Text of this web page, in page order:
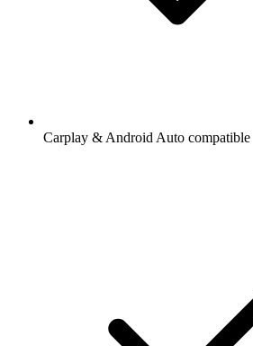
Carplay & Android Auto compatible